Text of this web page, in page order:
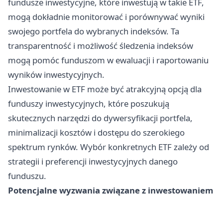
fundusze inwestycyjne, które inwestują w takie ETF,
mogą dokładnie monitorować i porównywać wyniki
swojego portfela do wybranych indeksów. Ta
transparentność i możliwość śledzenia indeksów
mogą pomóc funduszom w ewaluacji i raportowaniu
wyników inwestycyjnych.
Inwestowanie w ETF może być atrakcyjną opcją dla
funduszy inwestycyjnych, które poszukują
skutecznych narzędzi do dywersyfikacji portfela,
minimalizacji kosztów i dostępu do szerokiego
spektrum rynków. Wybór konkretnych ETF zależy od
strategii i preferencji inwestycyjnych danego
funduszu.
Potencjalne wyzwania związane z inwestowaniem